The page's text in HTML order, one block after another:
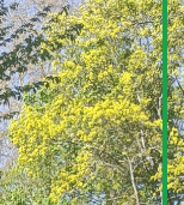
S'inscrire